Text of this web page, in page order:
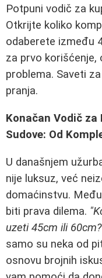
Potpuni vodič za
Otkrijte koliko
odaberete između
za prvo korišćenje,
problema. Saveti
pranja.
Konačan Vodič za
Sudove: Od
U današnjem
nije luksuz, već
domaćinstvu.
biti prava dilema.
uzeti 45cm ili
samo su neka od
osnovu brojnih